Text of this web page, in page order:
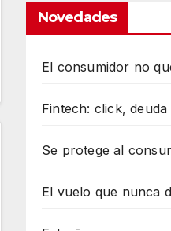
Novedades
El consumidor no
Fintech: click,
Se protege al
El vuelo que nunca